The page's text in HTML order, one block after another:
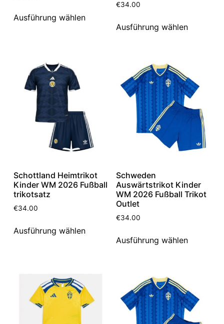
Ausführung wählen
€34.00
Ausführung wählen
Schottland Heimtrikot
Kinder WM 2026 Fußball
trikotsatz
€34.00
Ausführung wählen
Schweden
Auswärtstrikot Kinder
WM 2026 Fußball Trikot
Outlet
€34.00
Ausführung wählen